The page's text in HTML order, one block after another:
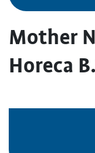
Mother
Horeca